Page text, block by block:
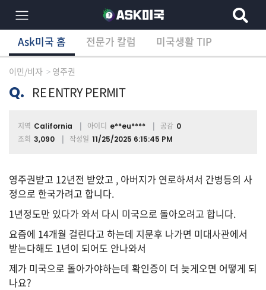
×
분
별
상
담
체
민/
비
Ask미국 홈 전문가 칼럼 미국생활 TIP
Ask미국 홈 전문가 칼럼 미국생활 TIP
이민/비자 영주권
Q. RE ENTRY PERMIT
지역 California 아이디 e**eu**** 공감 0
조회 3,090 작성일 11/25/2025 6:15:45 PM
영주권받고 12년전 받았고 , 아버지가 연로하셔서 간병등의 사
정으로 한국가려고 합니다.
1년정도만 있다가 와서 다시 미국으로 돌아오려고 합니다.
요즘에 14개월 걸린다고 하는데 지문후 나가면 미대사관에서
받는다해도 1년이 되어도 안나와서
제가 미국으로 돌아가야하는데 확인증이 더 늦게오면 어떻게 되
나요?